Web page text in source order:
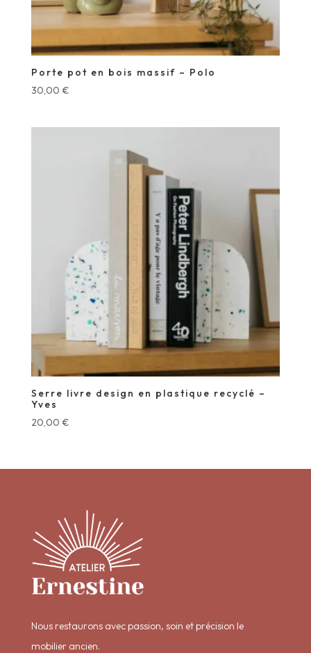
Porte pot en bois massif – Polo
30,00 €
Serre livre design en plastique recyclé –
Yves
20,00 €
Nous restaurons avec passion, soin et précision le
mobilier ancien.